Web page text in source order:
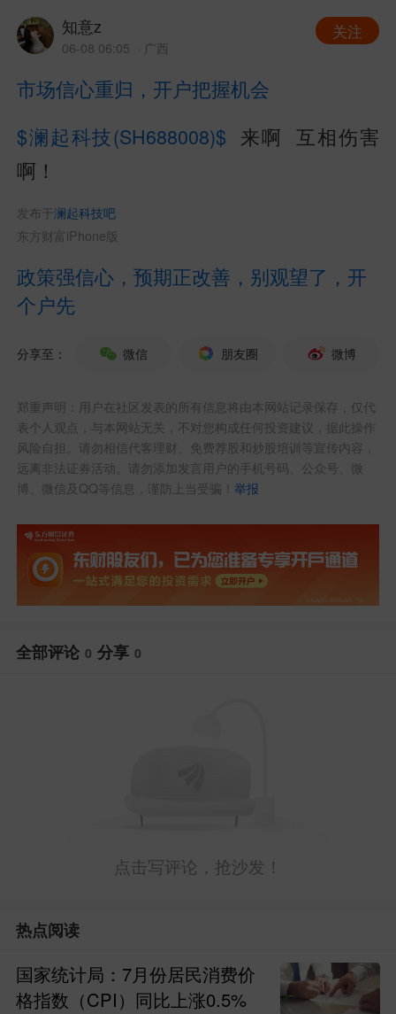
知意z
06-08 06:05 · 广西
关注
市场信心重归，开户把握机会
$澜起科技(SH688008)$ 来啊 互相伤害
啊！
发布于澜起科技吧
东方财富iPhone版
政策强信心，预期正改善，别观望了，开
个户先
分享至： 微信 朋友圈 微博
郑重声明：用户在社区发表的所有信息将由本网站记录保存，仅代
表个人观点，与本网站无关，不对您构成任何投资建议，据此操作
风险自担。请勿相信代客理财、免费荐股和炒股培训等宣传内容，
远离非法证券活动。请勿添加发言用户的手机号码、公众号、微
博、微信及QQ等信息，谨防上当受骗！举报
全部评论 0 分享 0
点击写评论，抢沙发！
热点阅读
国家统计局：7月份居民消费价
格指数（CPI）同比上涨0.5%